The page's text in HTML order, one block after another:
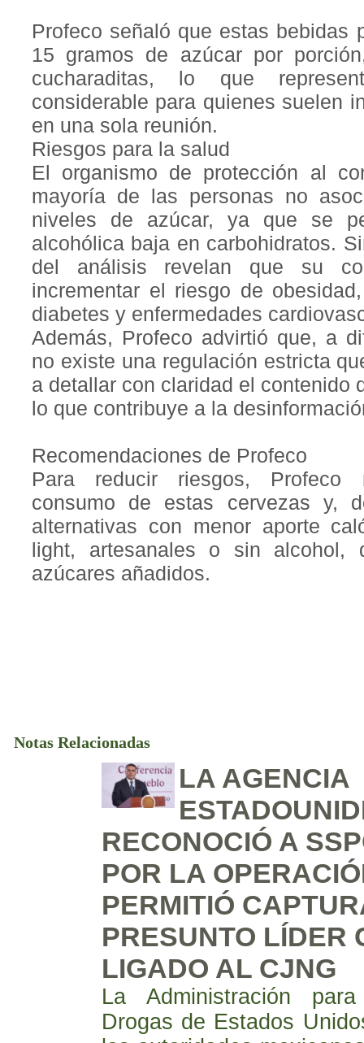
Profeco señaló que estas bebidas
15 gramos de azúcar por
cucharaditas, lo que
considerable para quienes suelen
en una sola reunión.
Riesgos para la salud
El organismo de protección al
mayoría de las personas no
niveles de azúcar, ya que se
alcohólica baja en carbohidratos.
del análisis revelan que su
incrementar el riesgo de
diabetes y enfermedades
Además, Profeco advirtió que, a
no existe una regulación estricta
a detallar con claridad el contenido
lo que contribuye a la
Recomendaciones de Profeco
Para reducir riesgos, Profeco
consumo de estas cervezas y,
alternativas con menor aporte
light, artesanales o sin alcohol,
azúcares añadidos.
Notas Relacionadas
LA AGENCIA
RECONOCIÓ A
POR LA
PERMITIÓ
PRESUNTO LÍDER
LIGADO AL CJNG
La Administración
Drogas de Estados